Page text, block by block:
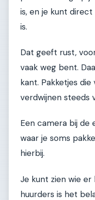
is, en je kunt
is.
Dat geeft rust,
vaak weg bent.
kant. Pakketjes
verdwijnen steeds
Een camera bij
waar je soms
hierbij.
Je kunt zien wie
huurders is het